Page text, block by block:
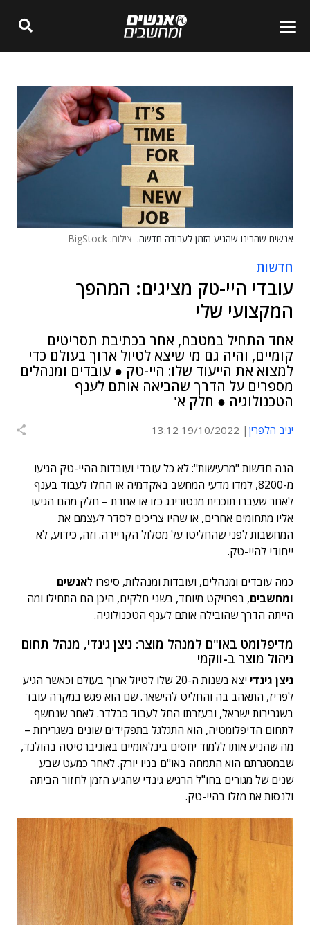
אנשים שהבינו שהגיע הזמן לעבודה חדשה. צילום: BigStock
חדשות
עובדי היי-טק מציגים: המהפך
המקצועי שלי
אחד התחיל במטבח, אחר בכתיבת תסריטים
קומיים, והיה גם מי שיצא לטיול ארוך בעולם כדי
למצוא את הייעוד שלו: היי-טק ● עובדים ומנהלים
מספרים על הדרך שהביאה אותם לענף
הטכנולוגיה ● חלק א'
יניב הלפרין 19/10/2022 13:12
הנה חדשות "מרעישות": לא כל עובדי ועובדות ההיי-טק הגיעו
מ-8200, למדו מדעי המחשב באקדמיה או החלו לעבוד בענף
לאחר שעברו תוכנית מנטורינג כזו או אחרת – חלק מהם הגיעו
אליו מתחומים אחרים, או שהיו צריכים לסדר לעצמם את
המחשבות לפני שהחליטו על מסלול הקריירה. וזה, כידוע, לא
ייחודי להיי-טק.
כמה עובדים ומנהלים, ועובדות ומנהלות, סיפרו לאנשים
ומחשבים, בפרויקט מיוחד, בשני חלקים, היכן הם התחילו ומה
הייתה הדרך שהובילה אותם לענף הטכנולוגיה.
מדיפלומט באו"ם למנהל מוצר: ניצן גינדי, מנהל תחום
ניהול מוצר ב-ווקמי
ניצן גינדי
יצא בשנות ה-20 שלו לטיול ארוך בעולם וכאשר הגיע
לפריז, התאהב בה והחליט להישאר. שם הוא פגש במקרה עובד
בשגרירות ישראל, ובעזרתו החל לעבוד כבלדר. לאחר שנחשף
לתחום הדיפלומטיה, הוא התגלגל בתפקידים שונים בשגרירות –
מה שהניע אותו ללמוד יחסים בינלאומיים באוניברסיטה בהולנד,
שבמסגרתם הוא התמחה באו"ם בניו יורק. לאחר כמעט שבע
שנים של מגורים בחו"ל הרגיש גינדי שהגיע הזמן לחזור הביתה
ולנסות את מזלו בהיי-טק.